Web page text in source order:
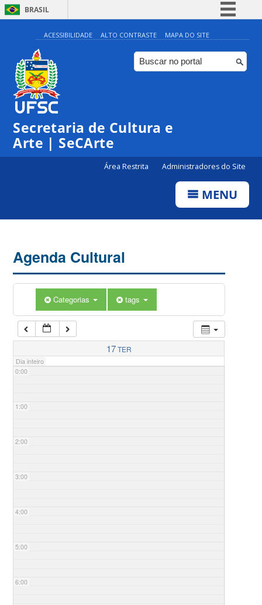
BRASIL
Simplifique!
Comunica BR
Participe
ACESSIBILIDADE ALTO CONTRASTE MAPA DO SITE
Secretaria de Cultura e
Arte | SeCArte
Área Restrita Administradores do Site
MENU
Agenda Cultural
Categorias tags
17TER
Dia inteiro
0:00
1:00
2:00
3:00
4:00
5:00
6:00